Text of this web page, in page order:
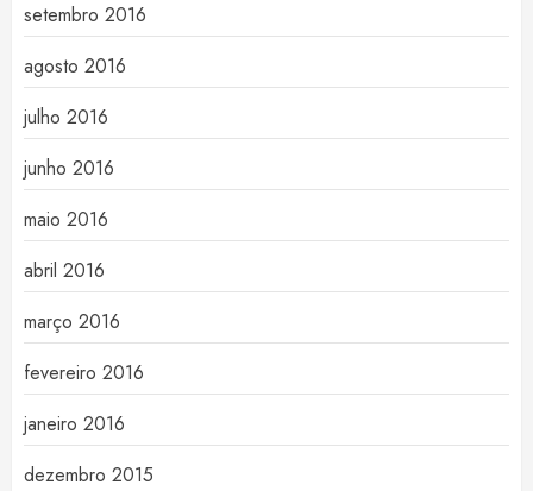
setembro 2016
agosto 2016
julho 2016
junho 2016
maio 2016
abril 2016
março 2016
fevereiro 2016
janeiro 2016
dezembro 2015